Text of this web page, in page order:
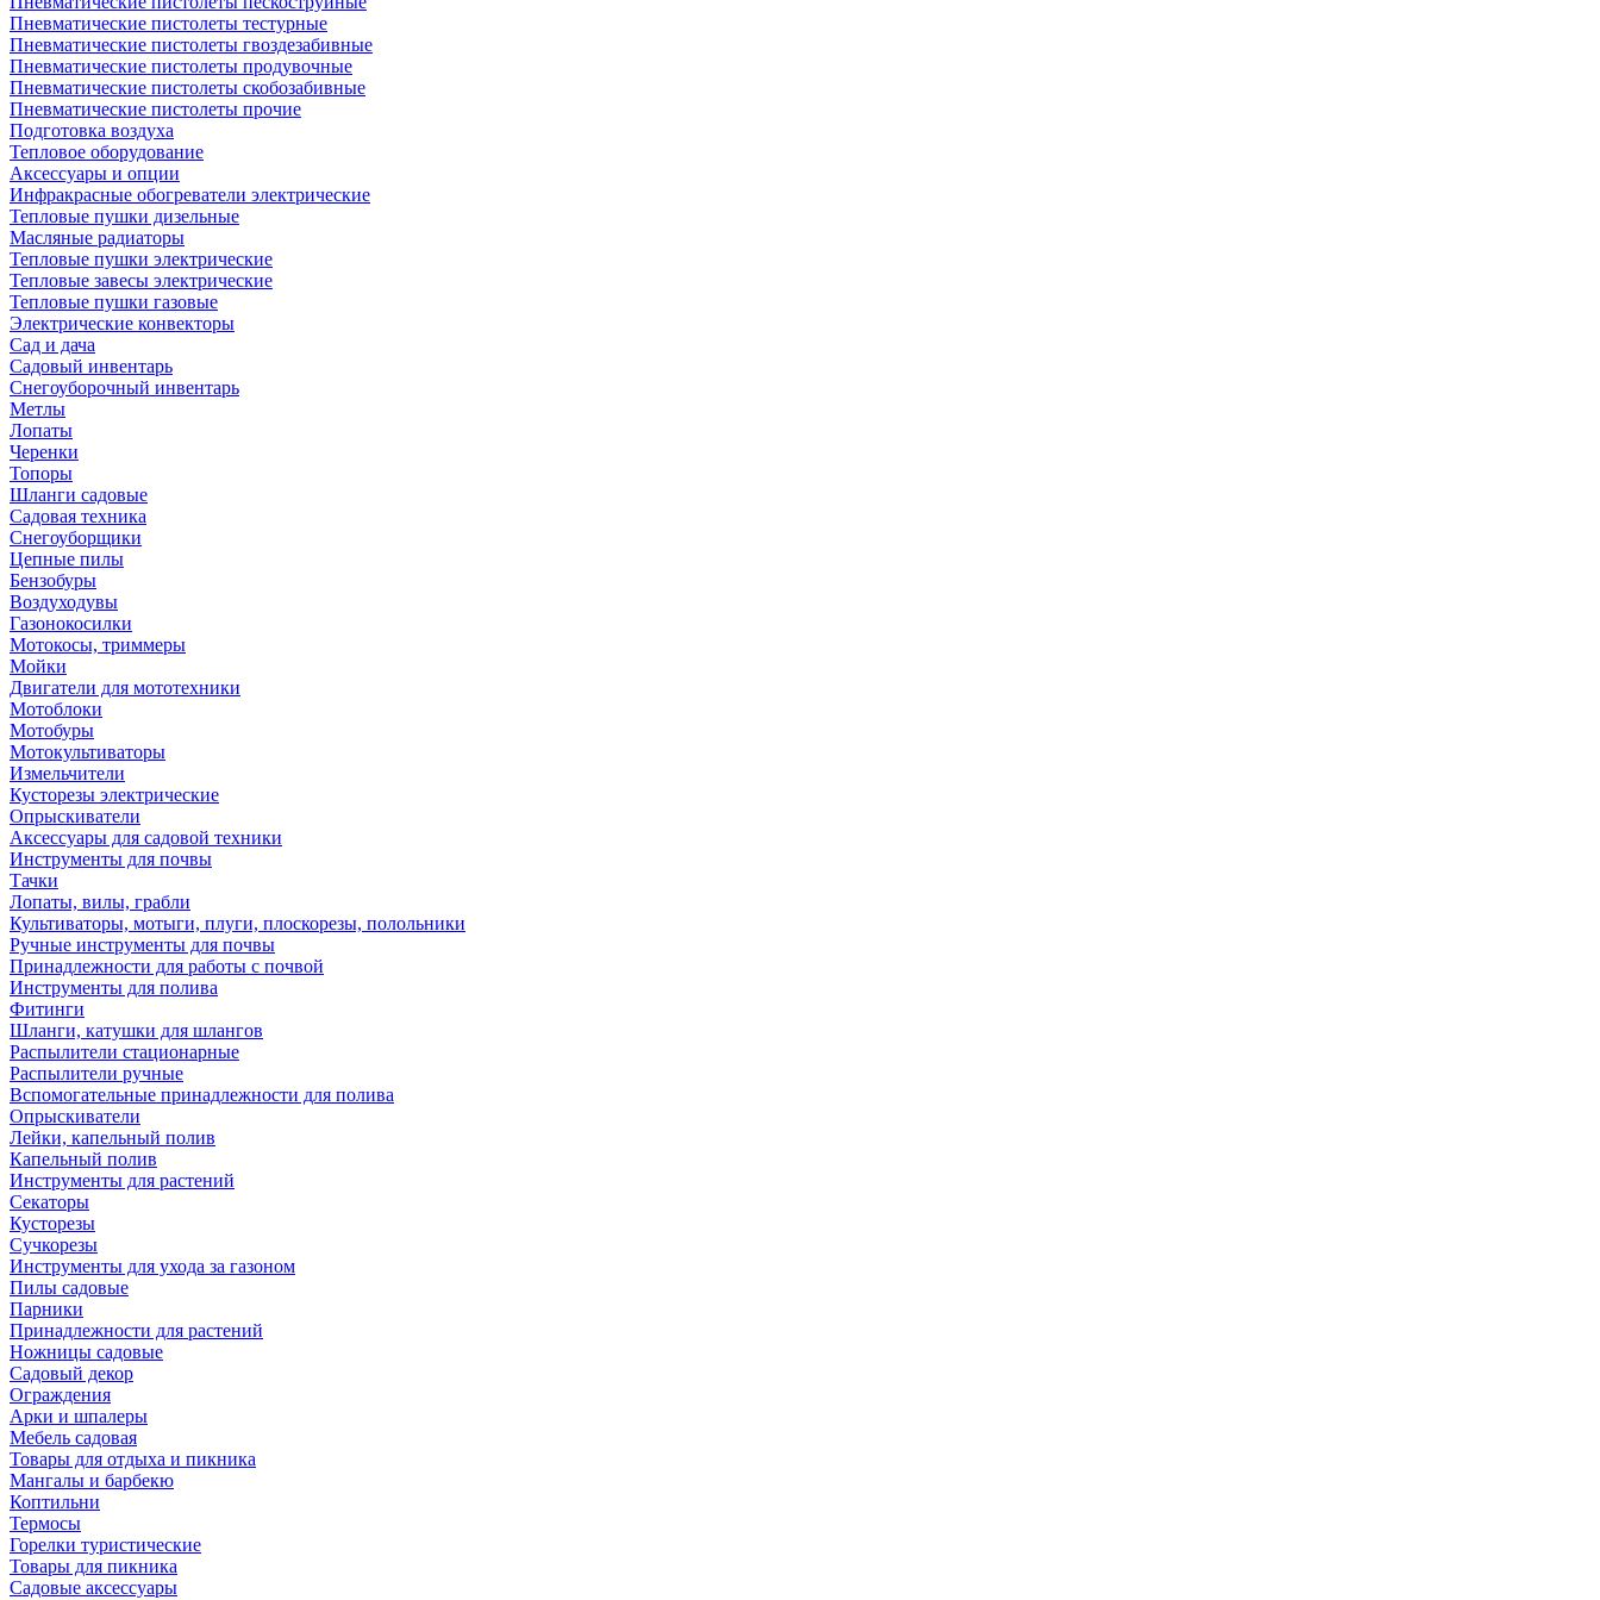
Пневматические пистолеты тестурные
Пневматические пистолеты гвоздезабивные
Пневматические пистолеты продувочные
Пневматические пистолеты скобозабивные
Пневматические пистолеты прочие
Подготовка воздуха
Тепловое оборудование
Аксессуары и опции
Инфракрасные обогреватели электрические
Тепловые пушки дизельные
Масляные радиаторы
Тепловые пушки электрические
Тепловые завесы электрические
Тепловые пушки газовые
Электрические конвекторы
Сад и дача
Садовый инвентарь
Снегоуборочный инвентарь
Метлы
Лопаты
Черенки
Топоры
Шланги садовые
Садовая техника
Снегоуборщики
Цепные пилы
Бензобуры
Воздуходувы
Газонокосилки
Мотокосы, триммеры
Мойки
Двигатели для мототехники
Мотоблоки
Мотобуры
Мотокультиваторы
Измельчители
Кусторезы электрические
Опрыскиватели
Аксессуары для садовой техники
Инструменты для почвы
Тачки
Лопаты, вилы, грабли
Культиваторы, мотыги, плуги, плоскорезы, полольники
Ручные инструменты для почвы
Принадлежности для работы с почвой
Инструменты для полива
Фитинги
Шланги, катушки для шлангов
Распылители стационарные
Распылители ручные
Вспомогательные принадлежности для полива
Опрыскиватели
Лейки, капельный полив
Капельный полив
Инструменты для растений
Секаторы
Кусторезы
Сучкорезы
Инструменты для ухода за газоном
Пилы садовые
Парники
Принадлежности для растений
Ножницы садовые
Садовый декор
Ограждения
Арки и шпалеры
Мебель садовая
Товары для отдыха и пикника
Мангалы и барбекю
Коптильни
Термосы
Горелки туристические
Товары для пикника
Садовые аксессуары